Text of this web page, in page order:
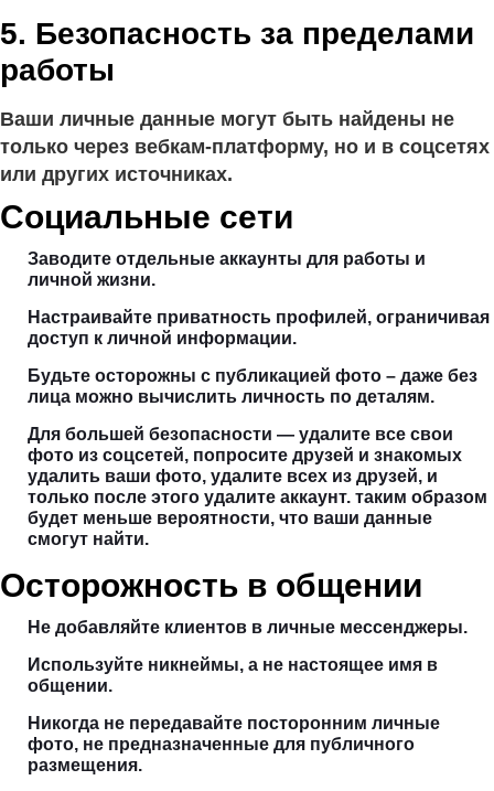
5. Безопасность за пределами
работы
Ваши личные данные могут быть найдены не
только через вебкам-платформу, но и в соцсетях
или других источниках.
Социальные сети
Заводите отдельные аккаунты для работы и
личной жизни.
Настраивайте приватность профилей, ограничивая
доступ к личной информации.
Будьте осторожны с публикацией фото – даже без
лица можно вычислить личность по деталям.
Для большей безопасности — удалите все свои
фото из соцсетей, попросите друзей и знакомых
удалить ваши фото, удалите всех из друзей, и
только после этого удалите аккаунт. таким образом
будет меньше вероятности, что ваши данные
смогут найти.
Осторожность в общении
Не добавляйте клиентов в личные мессенджеры.
Используйте никнеймы, а не настоящее имя в
общении.
Никогда не передавайте посторонним личные
фото, не предназначенные для публичного
размещения.